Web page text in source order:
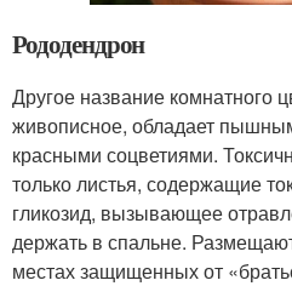
Рододендрон
Другое название комнатного
живописное, обладает
красными соцветиями.
только листья, содержащие
гликозид, вызывающее
держать в спальне.
местах защищенных от